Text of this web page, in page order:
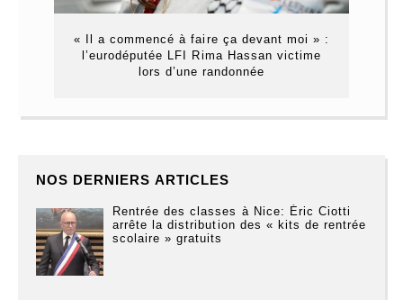
« Il a commencé à faire ça devant moi » :
l’eurodéputée LFI Rima Hassan victime
lors d’une randonnée
NOS DERNIERS ARTICLES
Rentrée des classes à Nice: Éric Ciotti
arrête la distribution des « kits de rentrée
scolaire » gratuits